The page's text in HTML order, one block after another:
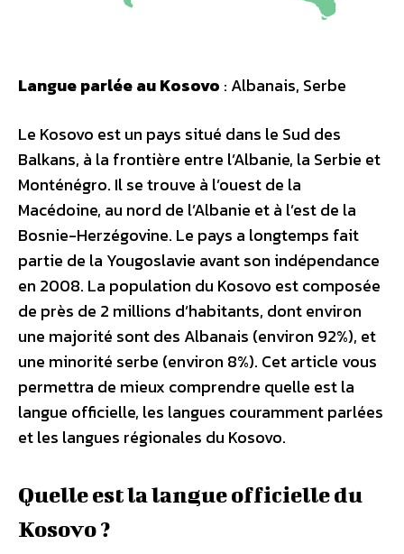
Langue parlée au Kosovo : Albanais, Serbe
Le Kosovo est un pays situé dans le Sud des
Balkans, à la frontière entre l’Albanie, la Serbie et
Monténégro. Il se trouve à l’ouest de la
Macédoine, au nord de l’Albanie et à l’est de la
Bosnie-Herzégovine. Le pays a longtemps fait
partie de la Yougoslavie avant son indépendance
en 2008. La population du Kosovo est composée
de près de 2 millions d’habitants, dont environ
une majorité sont des Albanais (environ 92%), et
une minorité serbe (environ 8%). Cet article vous
permettra de mieux comprendre quelle est la
langue officielle, les langues couramment parlées
et les langues régionales du Kosovo.
Quelle est la langue officielle du
Kosovo ?